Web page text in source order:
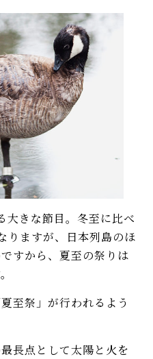
大きな節目。冬至に比べ
りますが、日本列島のほ
すから、夏至の祭りは
至祭」が行われるよう
長点として太陽と火を